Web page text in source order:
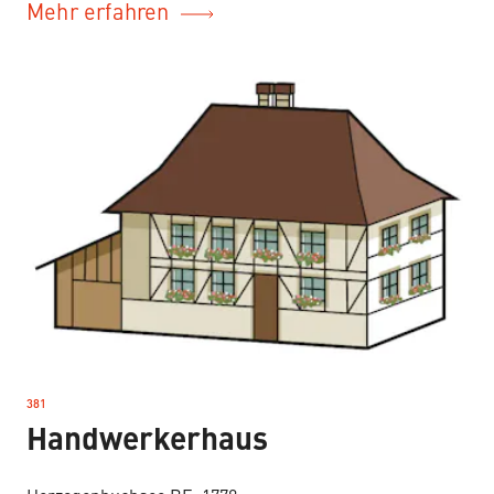
Mehr erfahren
381
–
Handwerkerhaus